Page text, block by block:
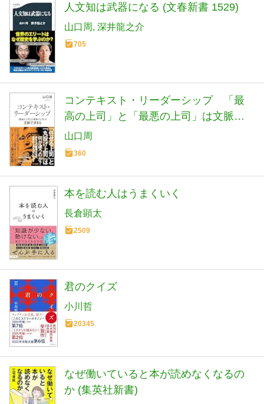
人文知は武器になる (文春新書 1529)
山口周 深井龍之介
705
コンテキスト・リーダーシップ 「最
高の上司」と「最悪の上司」は文脈で
決まる (光文社新書 1406)
山口周
360
本を読む人はうまくいく
長倉顕太
2509
君のクイズ
小川哲
20345
なぜ働いていると本が読めなくなるの
か (集英社新書)